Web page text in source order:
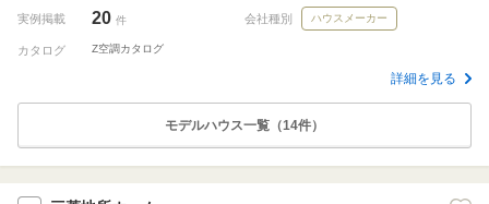
実例掲載 20 件 会社種別 ハウスメーカー
カタログ Z空調カタログ
詳細を見る
モデルハウス一覧（14件）